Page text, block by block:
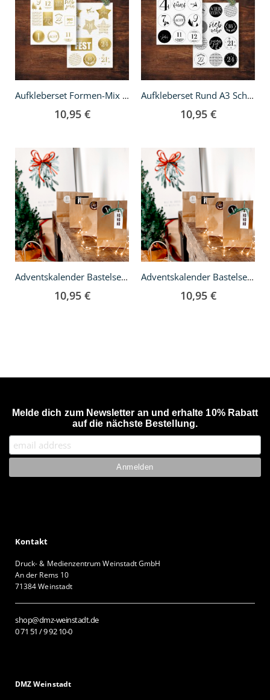
Aufkleberset Formen-Mix A3 Gold
10,95 €
Aufkleberset Rund A3 Schwarz
10,95 €
Adventskalender Bastelset - Gold
10,95 €
In
den
Warenkorb
Adventskalender Bastelset - Silber
10,95 €
In
den
Warenkorb
Melde dich zum Newsletter an und erhalte 10% Rabatt
auf die nächste Bestellung.
Kontakt
Druck- & Medienzentrum Weinstadt GmbH
An der Rems 10
71384 Weinstadt
shop@dmz-weinstadt.de
0 71 51 / 9 92 10-0
DMZ Weinstadt